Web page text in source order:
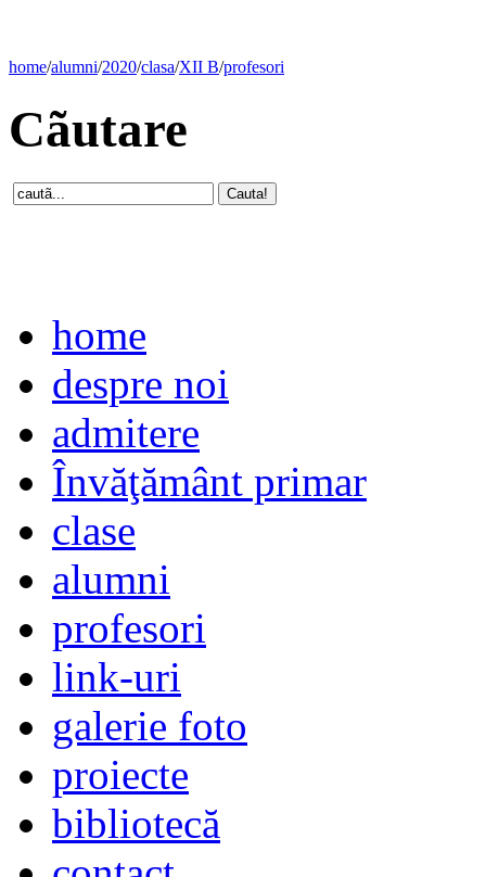
home/alumni/2020/clasa/XII B/profesori
Cãutare
home
despre noi
admitere
Învăţământ primar
clase
alumni
profesori
link-uri
galerie foto
proiecte
bibliotecă